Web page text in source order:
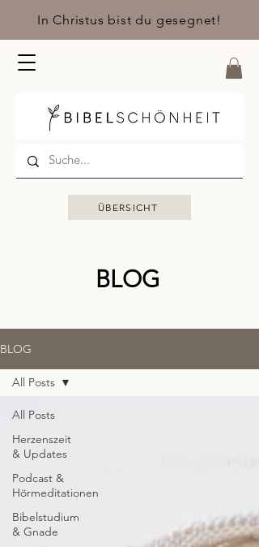
In Christus bist du gesegnet!
ÜBERSICHT
BLOG
BLOG
All Posts
Herzenszeit
& Updates
Podcast &
Hörmeditationen
Bibelstudium
& Gnade
All Posts